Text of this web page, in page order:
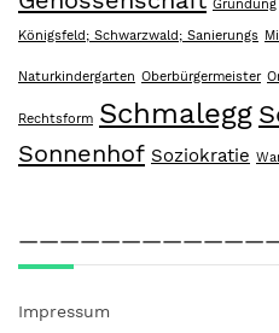
Gründung
Königsfeld; Schwarzwald; Sanierungs
Naturkindergarten Oberbürgermeister
Rechtsform Schmalegg
Sonnenhof Soziokratie
Impressum